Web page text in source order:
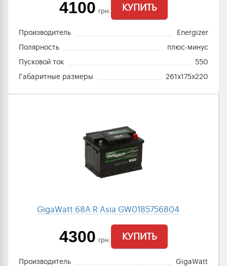
4100 грн. КУПИТЬ
Производитель Energizer
Полярность плюс-минус
Пусковой ток 550
Габаритные размеры 261x175x220
GigaWatt 68A R Asia GW0185756804
4300 грн. КУПИТЬ
Производитель GigaWatt